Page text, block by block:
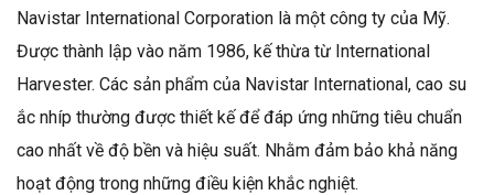
Navistar International Corporation là một công ty của Mỹ.
Được thành lập vào năm 1986, kế thừa từ International
Harvester. Các sản phẩm của Navistar International, cao su
ắc nhíp thường được thiết kế để đáp ứng những tiêu chuẩn
cao nhất về độ bền và hiệu suất. Nhằm đảm bảo khả năng
hoạt động trong những điều kiện khắc nghiệt.